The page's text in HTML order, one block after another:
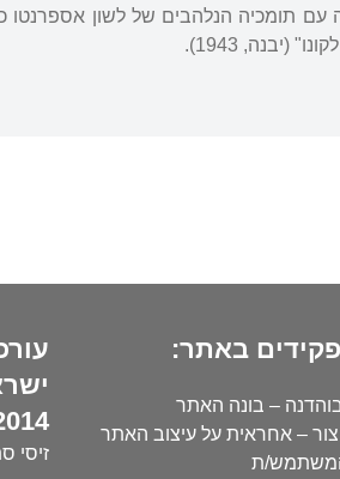
עם תומכיה הנלהבים של לשון אספרנטו
1943).
באתר:
– בונה האתר
צור – אחראית על עיצוב האתר
המשתמש/ת
זיסי